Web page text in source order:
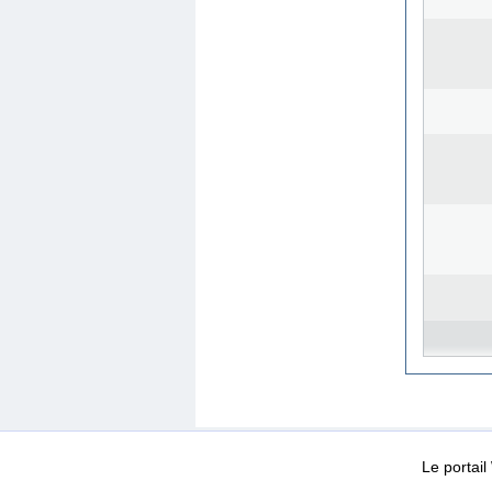
Conditions d’utilisation
Le portail